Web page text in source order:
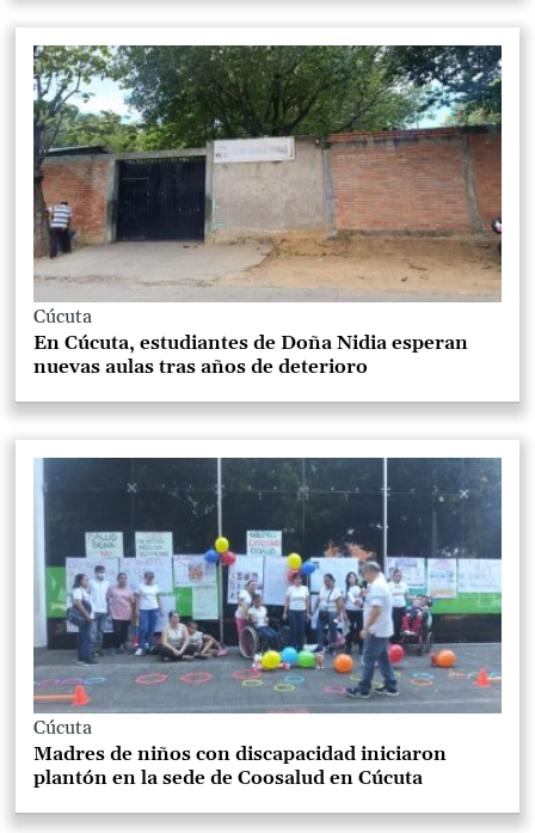
Cúcuta
En Cúcuta, estudiantes de Doña Nidia esperan
nuevas aulas tras años de deterioro
Cúcuta
Madres de niños con discapacidad iniciaron
plantón en la sede de Coosalud en Cúcuta